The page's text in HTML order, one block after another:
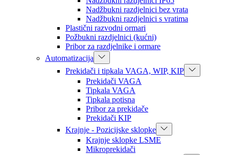
Nadžbukni razdjelnici bez vrata
Nadžbukni razdjelnici s vratima
Plastični razvodni ormari
Požbukni razdjelnici (kućni)
Pribor za razdjelnike i ormare
Automatizacija
Prekidači i tipkala VAGA, WIP, KIP
Prekidači VAGA
Tipkala VAGA
Tipkala potisna
Pribor za prekidače
Prekidači KIP
Krajnje - Pozicijske sklopke
Krajnje sklopke LSME
Mikroprekidači